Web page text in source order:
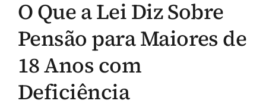
O Que a Lei Diz Sobre
Pensão para Maiores de
18 Anos com
Deficiência